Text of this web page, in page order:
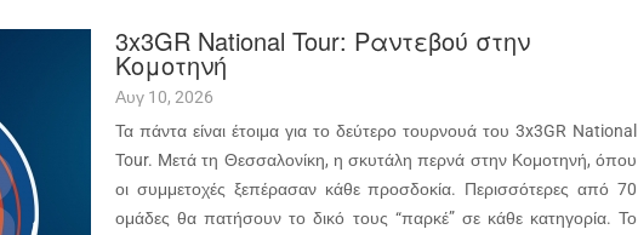
3x3GR National Tour: Ραντεβού στην
Κομοτηνή
Αυγ 10, 2026
Τα πάντα είναι έτοιμα για το δεύτερο τουρνουά του 3x3GR National
Tour. Mετά τη Θεσσαλονίκη, η σκυτάλη περνά στην Κομοτηνή, όπου
οι συμμετοχές ξεπέρασαν κάθε προσδοκία. Περισσότερες από 70
ομάδες θα πατήσουν το δικό τους “παρκέ” σε κάθε κατηγορία. Το